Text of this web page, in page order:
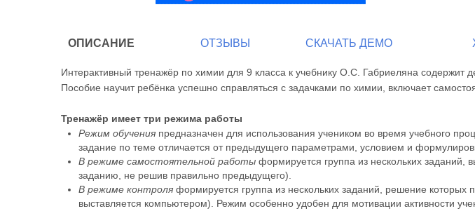
ОПИСАНИЕ ОТЗЫВЫ СКАЧАТЬ ДЕМО
Интерактивный тренажёр по химии для 9 класса к учебнику О.С. Габриеляна
Пособие научит ребёнка успешно справляться с задачками по химии, включает
Тренажёр имеет три режима работы
Режим обучения предназначен для использования учеником во время учебного
задание по теме отличается от предыдущего параметрами, условием и
В режиме самостоятельной работы формируется группа из нескольких
заданию, не решив правильно предыдущего).
В режиме контроля формируется группа из нескольких заданий, решение которых
выставляется компьютером). Режим особенно удобен для мотивации активности